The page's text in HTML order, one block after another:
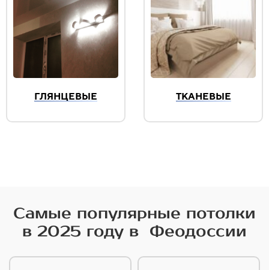
ГЛЯНЦЕВЫЕ ТКАНЕВЫЕ
Самые популярные потолки
в 2025 году в Феодоссии